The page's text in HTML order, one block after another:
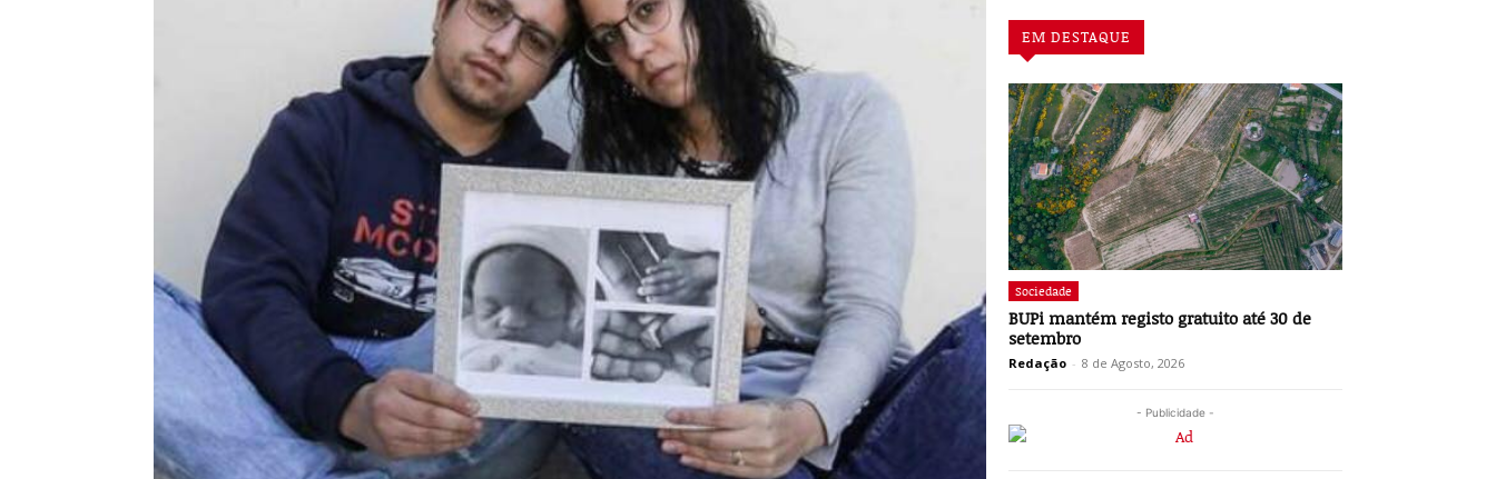
EM DESTAQUE
Sociedade
BUPi mantém registo gratuito até 30 de
setembro
Redação - 8 de Agosto, 2026
- Publicidade -